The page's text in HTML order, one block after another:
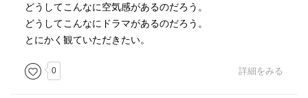
どうしてこんなに空気感があるのだろう。
どうしてこんなにドラマがあるのだろう。
とにかく観ていただきたい。
0 詳細をみる